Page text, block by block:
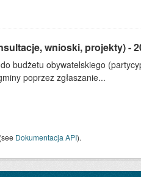
wnioski, projekty) -
budżetu obywatelskiego
poprzez zgłaszanie...
Dokumentacja API).